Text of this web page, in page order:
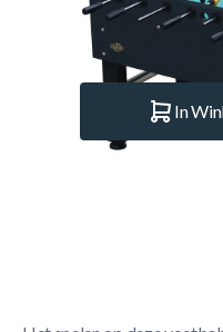
€ 899.–
In